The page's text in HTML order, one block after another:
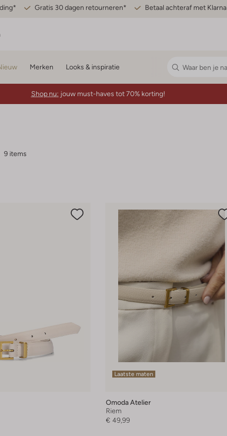
Gratis 30 dagen retourneren* Betaal achteraf met Klarna
Merken Looks & inspiratie
Shop nu: jouw must-haves tot 70% korting!
9 items
Laatste maten
Omoda Atelier
Riem
€ 49,99